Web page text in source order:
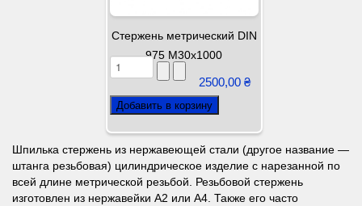
Стержень метрический DIN
975 М30х1000
2500,00 ₴
Шпилька стержень из нержавеющей стали (другое название —
штанга резьбовая) цилиндрическое изделие с нарезанной по
всей длине метрической резьбой. Резьбовой стержень
изготовлен из нержавейки А2 или А4. Также его часто